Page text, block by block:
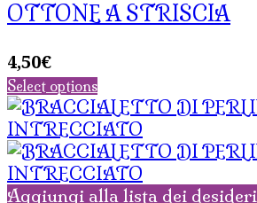
OTTONE A STRISCIA
4,50€
Select options
Aggiungi alla lista dei desideri